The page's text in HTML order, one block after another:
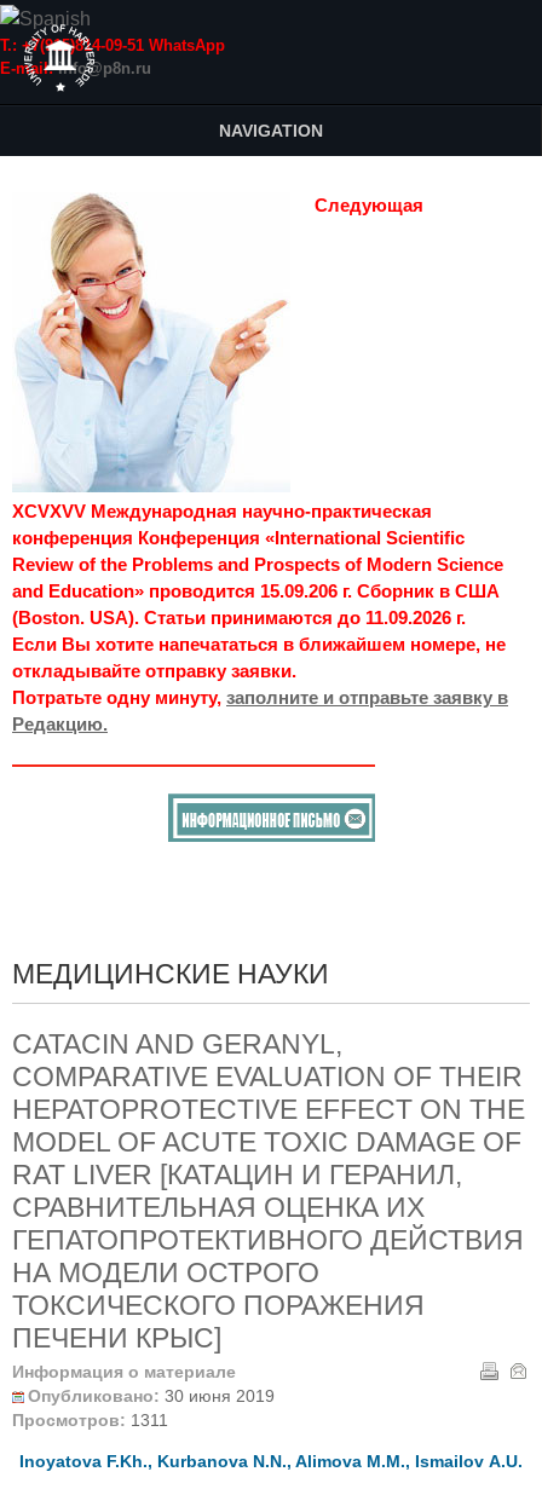
Т.: +7(915)814-09-51 WhatsApp
E-mail:info@p8n.ru
NAVIGATION
Следующая
XCVXVV Международная научно-практическая
конференция Конференция «International Scientific
Review of the Problems and Prospects of Modern Science
and Education» проводится 15.09.206 г. Сборник в США
(Boston. USA). Статьи принимаются до 11.09.2026 г.
Если Вы хотите напечататься в ближайшем номере, не
откладывайте отправку заявки.
Потратьте одну минуту, заполните и отправьте заявку в
Редакцию.
МЕДИЦИНСКИЕ НАУКИ
CATACIN AND GERANYL,
COMPARATIVE EVALUATION OF THEIR
HEPATOPROTECTIVE EFFECT ON THE
MODEL OF ACUTE TOXIC DAMAGE OF
RAT LIVER [КАТАЦИН И ГЕРАНИЛ,
СРАВНИТЕЛЬНАЯ ОЦЕНКА ИХ
ГЕПАТОПРОТЕКТИВНОГО ДЕЙСТВИЯ
НА МОДЕЛИ ОСТРОГО
ТОКСИЧЕСКОГО ПОРАЖЕНИЯ
ПЕЧЕНИ КРЫС]
Информация о материале
Опубликовано: 30 июня 2019
Просмотров: 1311
Inoyatova F.Kh., Kurbanova N.N., Alimova М.М., Ismailov А.U.